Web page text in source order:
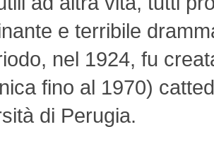
e terribile
nel 1924, fu
fino al 1970)
di Perugia.